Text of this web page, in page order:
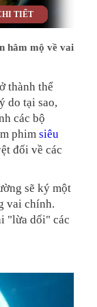
TIẾT
hâm mộ về vai
thành thể
do tại sao,
các bộ
phim siêu
đối về các
sẽ ký một
vai chính.
"lừa dối" các